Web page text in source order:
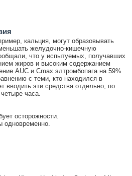
кальция, могут образовывать
желудочно-кишечную
что у испытуемых, получавших
жиров и высоким содержанием
AUC и Cmax элтромбопага на 59%
с теми, кто находился в
вводить эти средства отдельно, по
часа.
осторожности.
одновременно.